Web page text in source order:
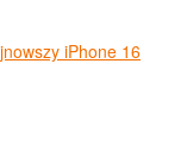
iPhone 16